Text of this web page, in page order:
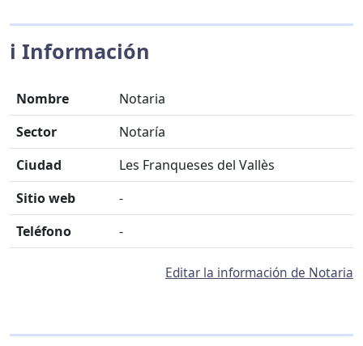
ℹ️ Información
Nombre
Notaria
Sector
Notaría
Ciudad
Les Franqueses del Vallès
Sitio web
-
Teléfono
-
Editar la información de Notaria